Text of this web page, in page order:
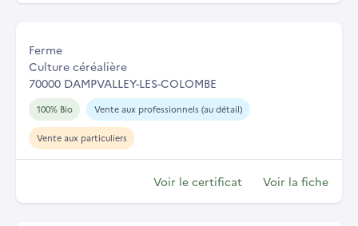
Ferme
Culture céréalière
70000 DAMPVALLEY-LES-COLOMBE
100% Bio Vente aux professionnels (au détail)
Vente aux particuliers
Voir le certificat Voir la fiche